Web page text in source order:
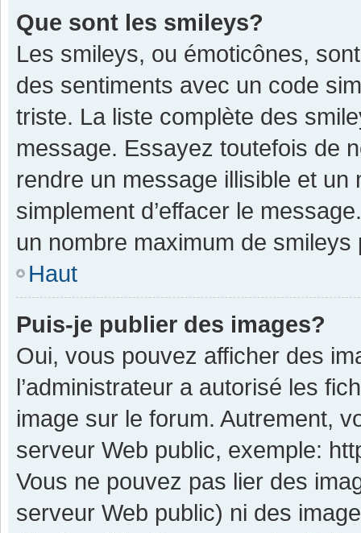
Que sont les smileys?
Les smileys, ou émoticônes,
des sentiments avec un code
triste. La liste complète des
message. Essayez toutefois de
rendre un message illisible et
simplement d’effacer le
un nombre maximum de smileys
Haut
Puis-je publier des images?
Oui, vous pouvez afficher des
l’administrateur a autorisé les
image sur le forum. Autrement,
serveur Web public, exemple:
Vous ne pouvez pas lier des
serveur Web public) ni des